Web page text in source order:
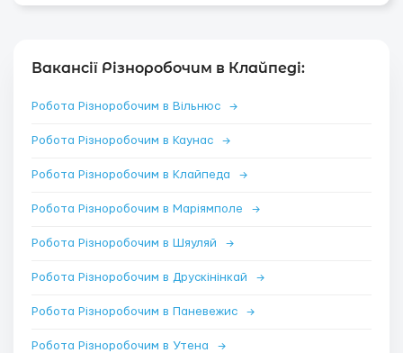
Вакансії Різноробочим в Клайпеді:
Робота Різноробочим в Вільнюс →
Робота Різноробочим в Каунас →
Робота Різноробочим в Клайпеда →
Робота Різноробочим в Маріямполе →
Робота Різноробочим в Шяуляй →
Робота Різноробочим в Друскінінкай →
Робота Різноробочим в Паневежис →
Робота Різноробочим в Утена →